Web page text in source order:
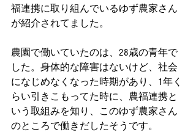
福連携に取り組んでいるゆず農家さん
が紹介されてました。
農園で働いていたのは、28歳の青年で
した。身体的な障害はないけど、社会
になじめなくなった時期があり、1年く
らい引きこもってた時に、農福連携と
いう取組みを知り、このゆず農家さん
のところで働きだしたそうです。